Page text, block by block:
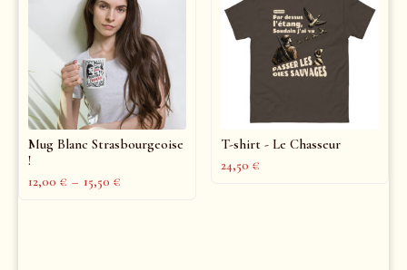
Mug Blanc Strasbourgeoise
!
12,00 € – 15,50 €
T-shirt - Le Chasseur
24,50 €